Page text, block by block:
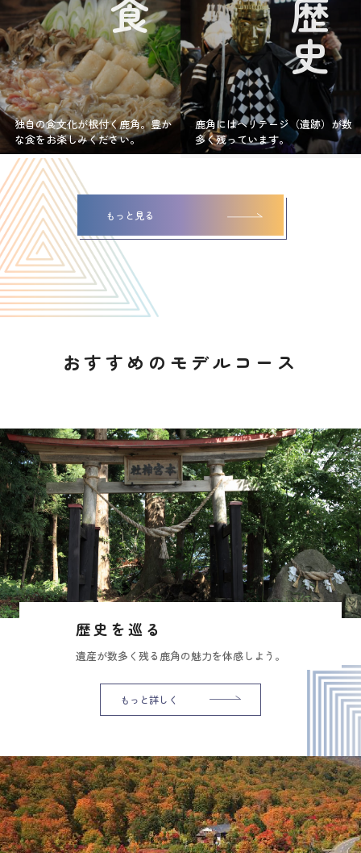
食
独自の食文化が根付く鹿角。豊か
な食をお楽しみください。
歴史
鹿角にはヘリテージ（遺跡）が数
多く残っています。
もっと見る
おすすめのモデルコース
歴史を巡る
遺産が数多く残る鹿角の魅力を体感しよう。
もっと詳しく